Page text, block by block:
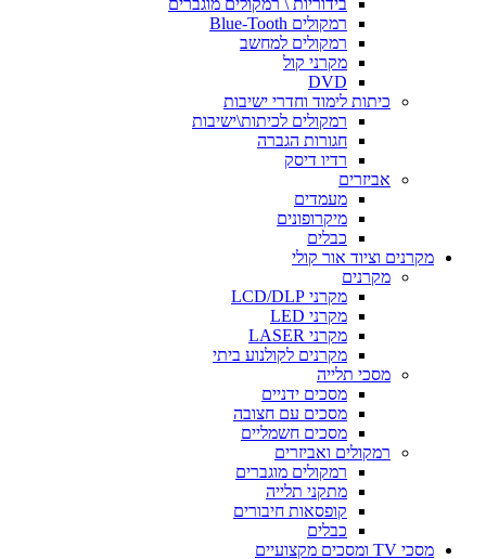
רמקולים Blue-Tooth
רמקולים למחשב
מקרני קול
DVD
כיתות לימוד וחדרי ישיבות
רמקולים לכיתות\ישיבות
חגורות הגברה
רדיו דיסק
אביזרים
מעמדים
מיקרופונים
כבלים
מקרנים וציוד אור קולי
מקרנים
מקרני LCD/DLP
מקרני LED
מקרני LASER
מקרנים לקולנוע ביתי
מסכי תלייה
מסכים ידניים
מסכים עם חצובה
מסכים חשמליים
רמקולים ואביזרים
רמקולים מוגברים
מתקני תלייה
קופסאות חיבורים
כבלים
מסכי TV ומסכים מקצועיים